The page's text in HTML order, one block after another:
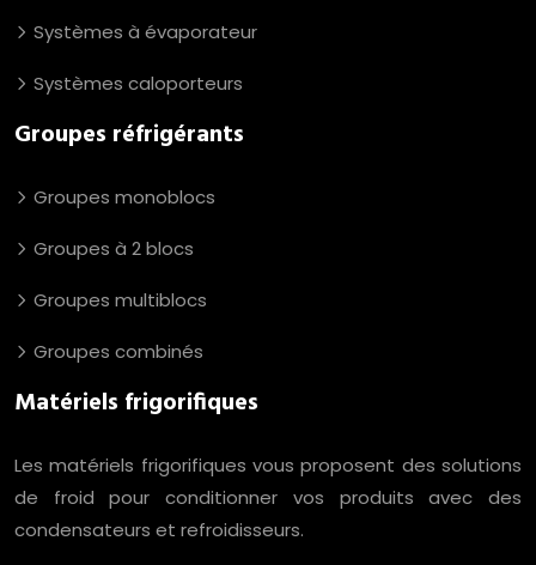
Systèmes à évaporateur
Systèmes caloporteurs
Groupes réfrigérants
Groupes monoblocs
Groupes à 2 blocs
Groupes multiblocs
Groupes combinés
Matériels frigorifiques
Les matériels frigorifiques vous proposent des solutions
de froid pour conditionner vos produits avec des
condensateurs et refroidisseurs.